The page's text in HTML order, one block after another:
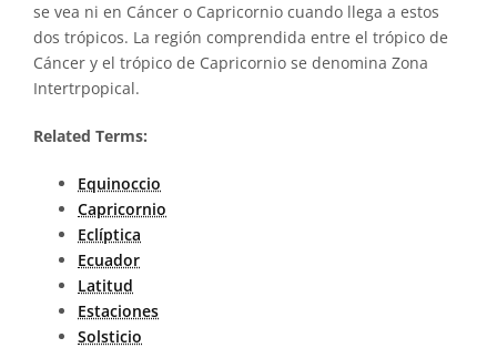
se vea ni en Cáncer o Capricornio cuando llega a estos
dos trópicos. La región comprendida entre el trópico de
Cáncer y el trópico de Capricornio se denomina Zona
Intertrpopical.
Related Terms:
Equinoccio
Capricornio
Eclíptica
Ecuador
Latitud
Estaciones
Solsticio